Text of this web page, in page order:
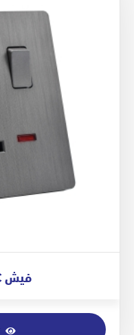
فيش USB - Type-C